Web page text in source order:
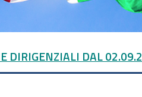
DIRIGENZIALI DAL